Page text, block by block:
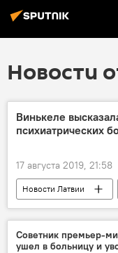
Новости
Винькеле
психиатрических
17 августа 2019, 21:58
Новости Латвии
Минздрав Латвии
психиатрия
Советник премьер-
ушел в больницу и